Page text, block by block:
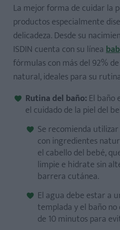
La mejor forma de cuidar la
productos especialmente
delicadeza. Desde su
ISDIN cuenta con su línea
fórmulas con más del 92%
natural, ideales para su
Rutina del baño:El baño
el cuidado de la piel del
Se recomienda
con ingredientes
el cabello del bebé,
limpie e hidrate sin
barrera cutánea.
El agua debe estar a
templada y el baño
de 10 minutos para